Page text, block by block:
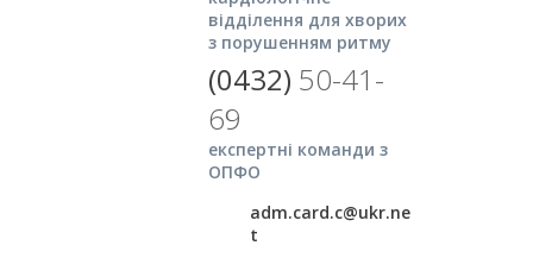
відділення для хворих
з порушенням ритму
(0432) 50-41-
69
експертні команди з
ОПФО
adm.card.c@ukr.ne
t